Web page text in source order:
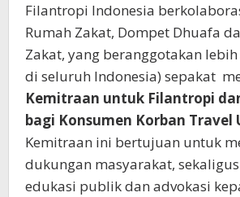
Filantropi Indonesia
Rumah Zakat, Dompet Dhuafa
Zakat, yang beranggotakan
di seluruh Indonesia) sepakat
Kemitraan untuk Filantropi
bagi Konsumen Korban Travel
Kemitraan ini bertujuan untuk
dukungan masyarakat,
edukasi publik dan advokasi